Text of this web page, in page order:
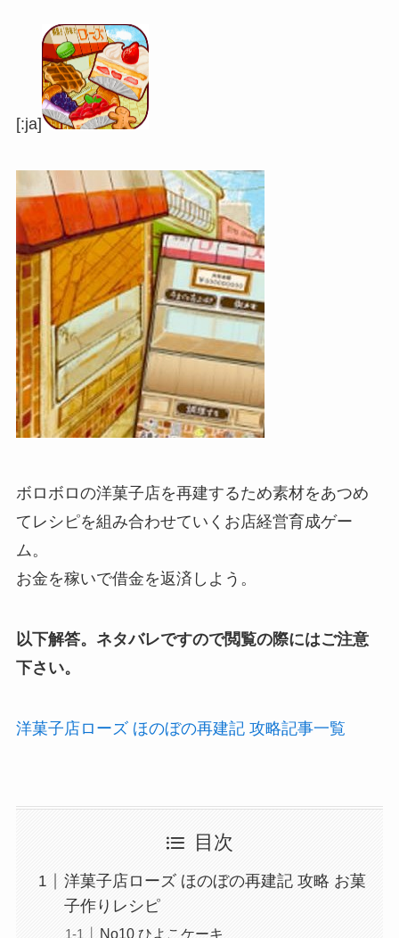
[:ja]
ボロボロの洋菓子店を再建するため素材をあつめ
てレシピを組み合わせていくお店経営育成ゲー
ム。
お金を稼いで借金を返済しよう。
以下解答。ネタバレですので閲覧の際にはご注意
下さい。
洋菓子店ローズ ほのぼの再建記 攻略記事一覧
目次
洋菓子店ローズ ほのぼの再建記 攻略 お菓
子作りレシピ
No10 ひよこケーキ